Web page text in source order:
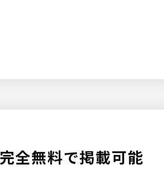
完全無料で掲載可能